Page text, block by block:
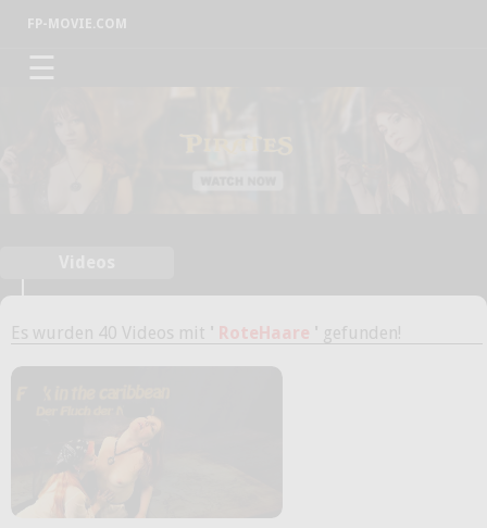
FP-MOVIE.COM
☰
Es wurden 40 Videos mit ' RoteHaare ' gefunden!